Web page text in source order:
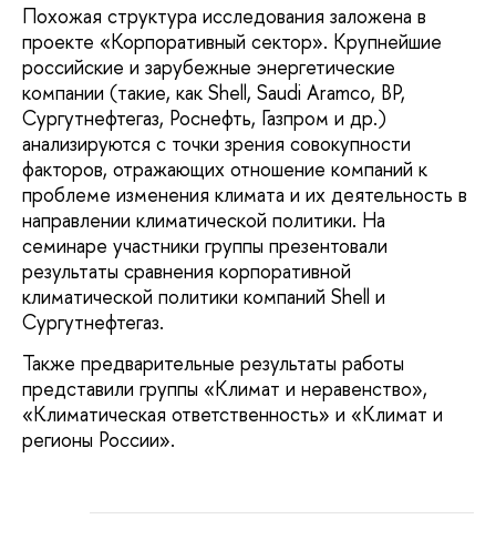
Похожая структура исследования заложена в
проекте «Корпоративный сектор». Крупнейшие
российские и зарубежные энергетические
компании (такие, как Shell, Saudi Aramco, BP,
Сургутнефтегаз, Роснефть, Газпром и др.)
анализируются с точки зрения совокупности
факторов, отражающих отношение компаний к
проблеме изменения климата и их деятельность в
направлении климатической политики. На
семинаре участники группы презентовали
результаты сравнения корпоративной
климатической политики компаний Shell и
Сургутнефтегаз.
Также предварительные результаты работы
представили группы «Климат и неравенство»,
«Климатическая ответственность» и «Климат и
регионы России».